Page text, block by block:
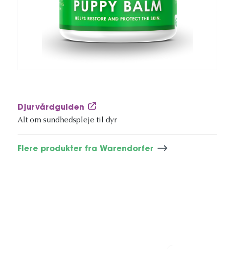
Djurvårdguiden
Alt om sundhedspleje til dyr
Flere produkter fra Warendorfer